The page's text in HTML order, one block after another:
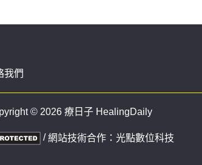
我們
© 2026 療日子 HealingDaily
/網站技術合作： 光點數位科技